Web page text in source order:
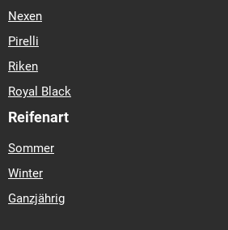
Nexen
Pirelli
Riken
Royal Black
Reifenart
Sommer
Winter
Ganzjährig